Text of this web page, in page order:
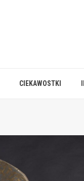
CIEKAWOSTKI